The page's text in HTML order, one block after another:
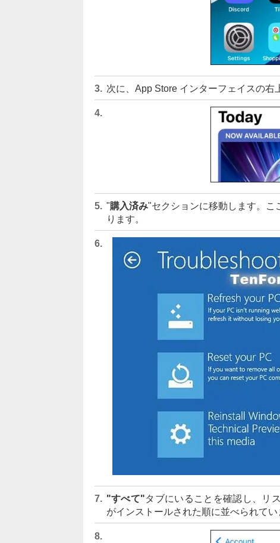
次に、App Store インターフェイスの右
"購入済み"セクションに移動します。こ
ります。
"すべて"タブにいることを確認し、リ
がインストールされた順に並べられてい